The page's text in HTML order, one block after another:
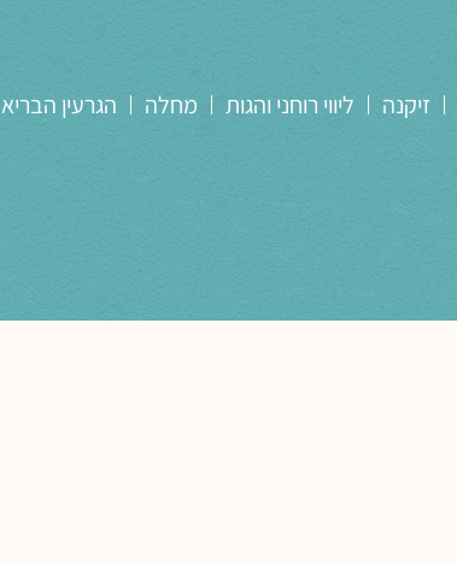
זיקנה ליווי רוחני והגות מחלה הגרעין הבריא